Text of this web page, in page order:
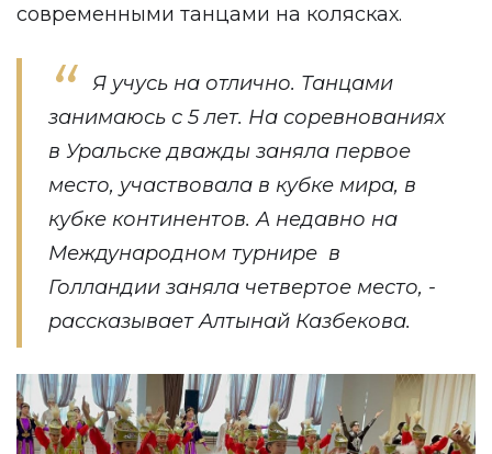
современными танцами на колясках.
Я учусь на отлично. Танцами
занимаюсь с 5 лет. На соревнованиях
в Уральске дважды заняла первое
место, участвовала в кубке мира, в
кубке континентов. А недавно на
Международном турнире в
Голландии заняла четвертое место, -
рассказывает Алтынай Казбекова.